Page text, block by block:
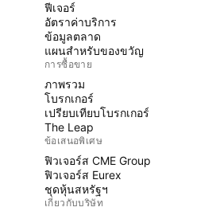
ฟีเจอร์
อัตราค่าบริการ
ข้อมูลตลาด
แผนสำหรับของขวัญ
การซื้อขาย
ภาพรวม
โบรกเกอร์
เปรียบเทียบโบรกเกอร์
The Leap
ข้อเสนอพิเศษ
ฟิวเจอร์ส CME Group
ฟิวเจอร์ส Eurex
ชุดหุ้นสหรัฐฯ
เกี่ยวกับบริษัท